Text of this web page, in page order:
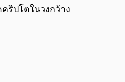
คริปโตในวงกว้าง